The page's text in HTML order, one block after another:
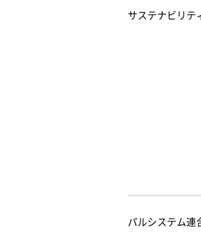
サステナビリテ
パルシステム連